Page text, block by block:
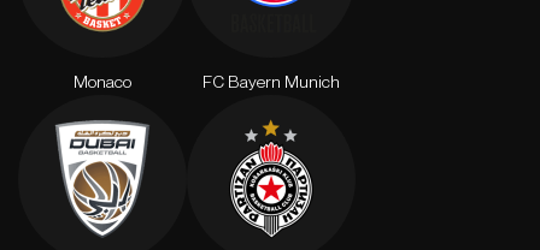
Monaco FC Bayern Munich